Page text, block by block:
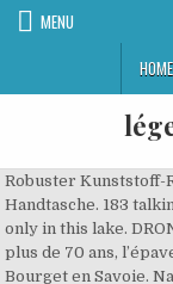
MENU
HOME
Robuster Kunststoff-Reißverschlusskopf, perfekte Größe für Ihre Handtasche. 183 talking about this. The extinct bezoule was found only in this lake. DRONE LEGEND 2,138 views. 1910–1932. Depuis plus de 70 ans, l’épave du Focke Wulf 58 C repose au fond du lac du Bourget en Savoie. Named Lacus de Burgeto in 1313, its name "Le Bourget" comes from the eponymous castle, which became the main residence of the Counts of Savoy from the middle of the 13th century until the following century. Idéalement situées entre Chambéry et Aix-les-Bains, elles vous permettent de concilier au mieux vos études et vos loisirs. On the shores of the lake, during the winter, snow hardly accumulates on the ground. Karte anzeigen. Multifunktion Es kann als … 11 Chignin. [2] The lake's average depth is 85 m, and its maximum depth in 145 m. The lake is meromictic, meaning that it has layers that do not mix.[3]. Vous serez séduits par cette promenade unique entre lac et montagne et cet univers particulier dans un écrin de vert et bleu. Ces résidences, entourées par les montagnes, vous offrent un environnement exceptionnel à moins de 10 mn à pied du lac du Bourget. Chambéry, the capital of Savoie, lies about 10 km south of the lake. Jimmy Maistrello, guide de pêche en Savoie Haute Savoie. Un secret longtemps garder dans les abysses du lac du Bourget…. La légende veut que le lac du Bourget soit né des pleurs d’un ange. Formerly, it was called "Lac de Châtillon" (Ripa laci de Castellione in the 13th century), in reference to the castle and the eponymous seigneury. Das Priorat ist auch ein Teil der großen Kulturroute des Europarats, der einzige derzeit in Savoyen. Luxuriöse Villa mit Blick auf Lac du Bourget in Ihren Listen speichern. 1906–1910. Il s'étire en bordure ouest du lac du Bourget, dans le département de la Savoie. Der Lac du Bourget (deutsch See von Le Bourget) ist der größte natürliche See, der vollständig innerhalb Frankreichs liegt. Andere Unterkunftsarten in Le Bourget-du-Lac. Il vous permettra de profiter de magnifiques points de vue sur le lac, ses roselières et sa faune, mais égalemen… Prüfen Sie die Preise für Le Bourget-du-Lac am nächsten Wochenende, 18. For the Love of Physics - Walter Lewin - May 16, 2011 - Duration: 1:01:26. La Dent du Chat est un des sommets du mont du Chat, situé dans le Sud du massif du Jura et culminant à 1 390 m d'altitude. Au nord-nord-est, la dent domine le col de la Vacherie de plus de 330 m. Elle est située à la limite des communes de Bourdeau (à l'est… Précisions : Les prévisions à 3 jours météo présentées ici pour Le Bourget-du-Lac ( Savoie ) sont expérimentales et déterminées à partir des données brutes de WRF, un modèle numérique américain, ces prévisions doivent être prises à titre indicatif. Sie können es zum Einkaufen, Reisen, Besuchen von Partys, Geschenken und Geschenken herausnehmen, es ist zart, es ist nicht anstrengend. The Chambéry tramway was from 1892 to 1932 an up to 31 km (19 mi) long narrow-gauge steam tram network with 33 halts on four lines in Chambéry in Savoy in France. Je laisse le mystère entier pour que vous puissiez découvrir de vous même ce très bel article sur le blog